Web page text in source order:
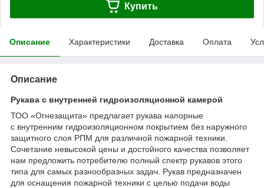
Купить
Описание Характеристики Доставка Оплата
Описание
Рукава с внутренней гидроизоляционной камерой
ТОО «Огнезащита» предлагает рукава напорные
с внутренним гидроизоляционном покрытием без наружного
защитного слоя РПМ для различной пожарной техники.
Сочетание невысокой цены и достойного качества позволяет
нам предложить потребителю полный спектр рукавов этого
типа для самых разнообразных задач. Рукав предназначен
для оснащения пожарной техники с целью подачи воды